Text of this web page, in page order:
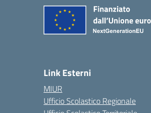
Link Esterni
MIUR
Ufficio Scolastico Regionale